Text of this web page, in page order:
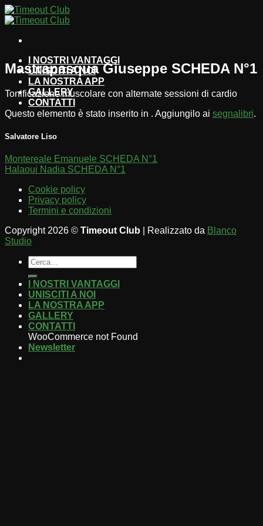
Salta
ai
I NOSTRI VANTAGGI
UNISCITI A NOI
LA NOSTRA APP
GALLERY
CONTATTI
Mastrapasqua Giuseppe SCHEDA N°1
Tonificazione muscolare con alternate sessioni di cardio
Questo elemento è stato inserito in . Aggiungilo ai segnalibri.
Salvatore Liso
Montereale Emanuele SCHEDA N°1
Halaoui Nadia SCHEDA N°1
Cookie policy
Privacy policy
Termini e condizioni
Copyright 2026 © Timeout Club | Realizzato da Blanco
Studio
I NOSTRI VANTAGGI
UNISCITI A NOI
LA NOSTRA APP
GALLERY
CONTATTI
WooCommerce not Found
Newsletter